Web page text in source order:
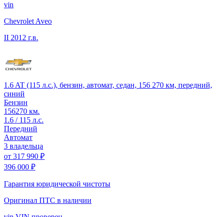
vin
Chevrolet Aveo
II 2012 г.в.
1.6 AT (115 л.с.), бензин, автомат, седан, 156 270 км, передний,
синий
Бензин
156270 км.
1.6 / 115 л.с.
Передний
Автомат
3 владельца
от 317 990 ₽
396 000 ₽
Гарантия юридической чистоты
Оригинал ПТС в наличии